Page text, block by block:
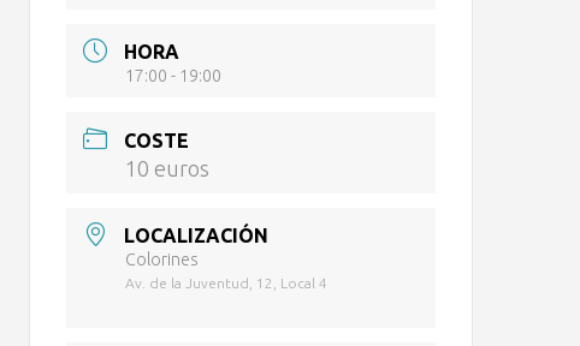
HORA
17:00 - 19:00
COSTE
10 euros
LOCALIZACIÓN
Colorines
Av. de la Juventud, 12, Local 4